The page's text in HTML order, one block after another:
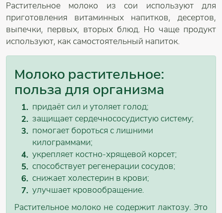
Растительное молоко из сои используют для
приготовления витаминных напитков, десертов,
выпечки, первых, вторых блюд. Но чаще продукт
используют, как самостоятельный напиток.
Молоко растительное:
польза для организма
придаёт сил и утоляет голод;
защищает сердечнососудистую систему;
помогает бороться с лишними
килограммами;
укрепляет костно-хрящевой корсет;
способствует регенерации сосудов;
снижает холестерин в крови;
улучшает кровообращение.
Растительное молоко не содержит лактозу. Это